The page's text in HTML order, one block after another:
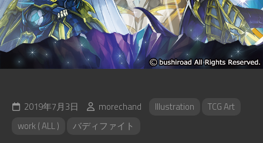
2019年7月3日 morechand Illustration
TCG Art
work ( ALL )
バディファイト